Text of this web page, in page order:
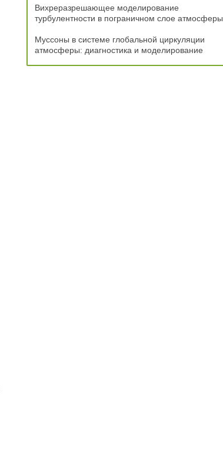
Вихреразрешающее моделирование
турбулентности в пограничном слое атмосферы
Муссоны в системе глобальной циркуляции
атмосферы: диагностика и моделирование